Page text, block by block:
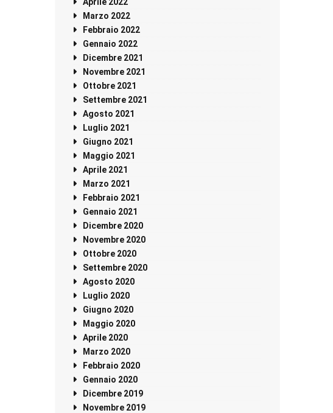
Marzo 2022
Febbraio 2022
Gennaio 2022
Dicembre 2021
Novembre 2021
Ottobre 2021
Settembre 2021
Agosto 2021
Luglio 2021
Giugno 2021
Maggio 2021
Aprile 2021
Marzo 2021
Febbraio 2021
Gennaio 2021
Dicembre 2020
Novembre 2020
Ottobre 2020
Settembre 2020
Agosto 2020
Luglio 2020
Giugno 2020
Maggio 2020
Aprile 2020
Marzo 2020
Febbraio 2020
Gennaio 2020
Dicembre 2019
Novembre 2019